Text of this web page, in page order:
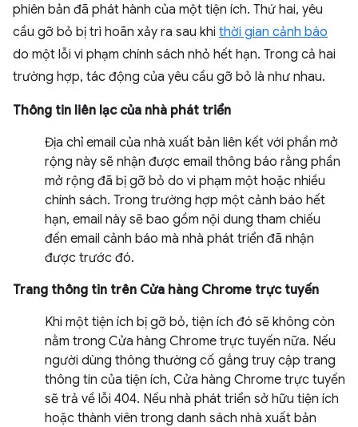
phiên bản đã phát hành của một tiện ích. Thứ hai, yêu
cầu gỡ bỏ bị trì hoãn xảy ra sau khi thời gian cảnh báo
do một lỗi vi phạm chính sách nhỏ hết hạn. Trong cả hai
trường hợp, tác động của yêu cầu gỡ bỏ là như nhau.
Thông tin liên lạc của nhà phát triển
Địa chỉ email của nhà xuất bản liên kết với phần mở
rộng này sẽ nhận được email thông báo rằng phần
mở rộng đã bị gỡ bỏ do vi phạm một hoặc nhiều
chính sách. Trong trường hợp một cảnh báo hết
hạn, email này sẽ bao gồm nội dung tham chiếu
đến email cảnh báo mà nhà phát triển đã nhận
được trước đó.
Trang thông tin trên Cửa hàng Chrome trực tuyến
Khi một tiện ích bị gỡ bỏ, tiện ích đó sẽ không còn
nằm trong Cửa hàng Chrome trực tuyến nữa. Nếu
người dùng thông thường cố gắng truy cập trang
thông tin của tiện ích, Cửa hàng Chrome trực tuyến
sẽ trả về lỗi 404. Nếu nhà phát triển sở hữu tiện ích
hoặc thành viên trong danh sách nhà xuất bản